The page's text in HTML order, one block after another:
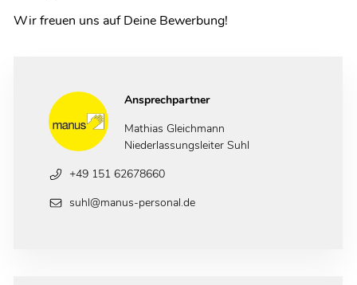
Ansprechpartner
Mathias Gleichmann
Niederlassungsleiter Suhl
+49 151 62678660
suhl@manus-personal.de
Wir freuen uns auf Deine Bewerbung!